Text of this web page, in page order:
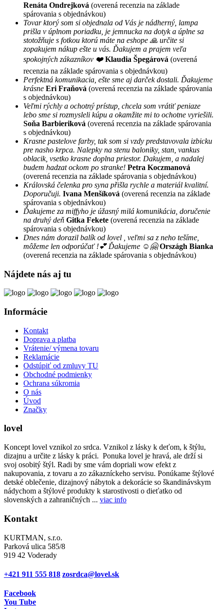
Renáta Ondrejková (overená recenzia na základe
spárovania s objednávkou)
Tovar ktorý som si objednala od Vás je nádherný, lampa
prišla v úplnom poriadku, je jemnucka na dotyk a úplne sa
stotožňuje s fotkou ktorú máte na eshope 🙏 určite si
zopakujem nákup ešte u vás. Ďakujem a prajem veľa
spokojných zákazníkov ❤️ Klaudia Špegárová (overená
recenzia na základe spárovania s objednávkou)
Perfektná komunikacia, ešte sme aj darček dostali. Ďakujeme
krásne Eri Fraňová (overená recenzia na základe spárovania
s objednávkou)
Veľmi rýchly a ochotný prístup, chcela som vrátiť peniaze
lebo sme si rozmysleli kúpu a okamžite mi to ochotne vyriešili.
Soňa Barbieriková (overená recenzia na základe spárovania
s objednávkou)
Krasne pastelove farby, tak som si vzdy predstavovala izbicku
pre nasho krpca. Nalepky na stenu baloniky, stan, vankus
oblacik, vsetko krasne doplna priestor. Dakujem, a nadalej
budem hadzat ockom po stranke! Petra Koczmanová
(overená recenzia na základe spárovania s objednávkou)
Královská čelenka pro syna přišla rychle a materiál kvalitní.
Doporučuji. Ivana Menšíková (overená recenzia na základe
spárovania s objednávkou)
Ďakujeme za miffyho je úžasný milá komunikácia, doručenie
na druhý deň Gitka Fekete (overená recenzia na základe
spárovania s objednávkou)
Dnes nám dorazil balík od lovel , veľmi sa z neho tešíme,
môžeme len odporúčať !💕 Ďakujeme ☺️🤗 Országh Bianka
(overená recenzia na základe spárovania s objednávkou)
Nájdete nás aj tu
Informácie
Kontakt
Doprava a platba
Vrátenie/ výmena tovaru
Reklamácie
Odstúpiť od zmluvy TU
Obchodné podmienky
Ochrana súkromia
O nás
Úvod
Značky
lovel
Koncept lovel vznikol zo srdca. Vznikol z lásky k deťom, k štýlu,
dizajnu a určite z lásky k práci. Ponuka lovel je hravá, ale drží si
svoj osobitý štýl. Radi by sme vám dopriali wow efekt z
nakupovania, z tovaru a zo zákazníckeho servisu. Ponúkame štýlové
detské oblečenie, dizajnový nábytok a dekorácie so škandinávskym
nádychom a štýlové produkty k starostivosti o dieťatko od
slovenských a zahraničných ... viac info
Kontakt
KURTMAN, s.r.o.
Parková ulica 585/8
919 42 Voderady
+421 911 555 818 zosrdca@lovel.sk
Facebook
You Tube